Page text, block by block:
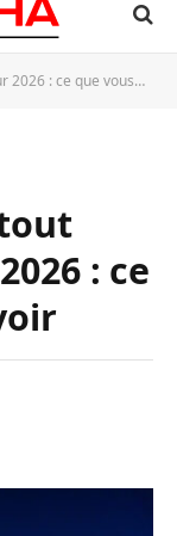
que vous devez savoir
: ce